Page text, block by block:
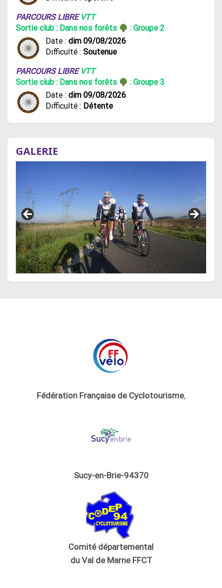
PARCOURS LIBRE VTT
Sortie club : Dans nos forêts
: Groupe 2
Date : dim 09/08/2026
Difficulté : Soutenue
PARCOURS LIBRE VTT
Sortie club : Dans nos forêts
: Groupe 3
Date : dim 09/08/2026
Difficulté : Détente
GALERIE
Fédération Française de Cyclotourisme,
Sucy-en-Brie-94370
Comité départemental
du Val de Marne FFCT